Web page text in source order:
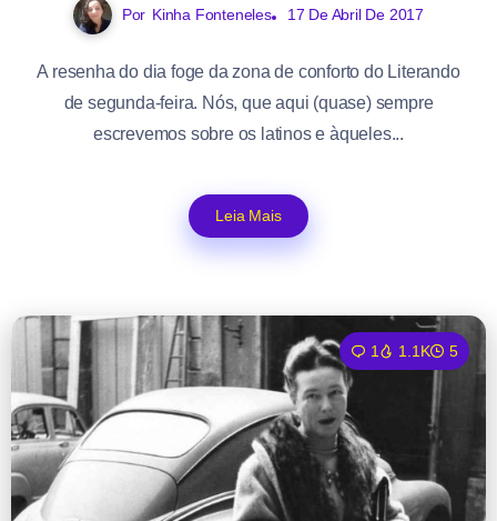
Por Kinha Fonteneles 17 De Abril De 2017
A resenha do dia foge da zona de conforto do Literando
de segunda-feira. Nós, que aqui (quase) sempre
escrevemos sobre os latinos e àqueles...
Leia Mais
1 1.1K 5